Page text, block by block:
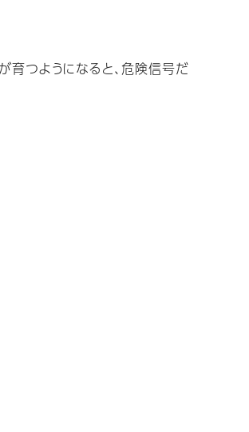
育つようになると、危険信号だ